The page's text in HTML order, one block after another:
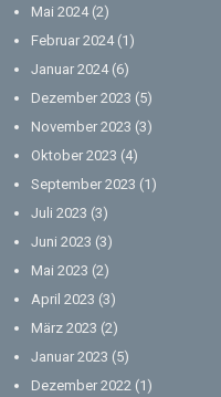
Mai 2024(2)
Februar 2024(1)
Januar 2024(6)
Dezember 2023 (5)
November 2023 (3)
Oktober 2023 (4)
September 2023 (1)
Juli 2023 (3)
Juni 2023 (3)
Mai 2023 (2)
April 2023 (3)
März 2023 (2)
Januar 2023 (5)
Dezember 2022 (1)